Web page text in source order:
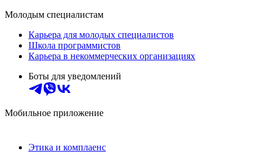
Молодым специалистам
Карьера для молодых специалистов
Школа программистов
Карьера в некоммерческих организациях
Боты для уведомлений
Мобильное приложение
Этика и комплаенс